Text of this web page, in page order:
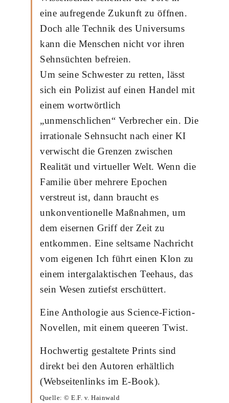
eine aufregende Zukunft zu öffnen.
Doch alle Technik des Universums
kann die Menschen nicht vor ihren
Sehnsüchten befreien.
Um seine Schwester zu retten, lässt
sich ein Polizist auf einen Handel mit
einem wortwörtlich
„unmenschlichen“ Verbrecher ein. Die
irrationale Sehnsucht nach einer KI
verwischt die Grenzen zwischen
Realität und virtueller Welt. Wenn die
Familie über mehrere Epochen
verstreut ist, dann braucht es
unkonventionelle Maßnahmen, um
dem eisernen Griff der Zeit zu
entkommen. Eine seltsame Nachricht
vom eigenen Ich führt einen Klon zu
einem intergalaktischen Teehaus, das
sein Wesen zutiefst erschüttert.
Eine Anthologie aus Science-Fiction-
Novellen, mit einem queeren Twist.
Hochwertig gestaltete Prints sind
direkt bei den Autoren erhältlich
(Webseitenlinks im E-Book).
Quelle: © E.F. v. Hainwald